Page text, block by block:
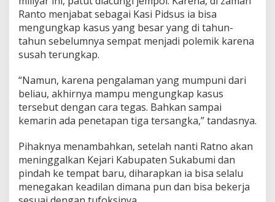
Ranto menjabat sebagai Kasi Pidsus ia bisa
mengungkap kasus yang besar yang di tahun-
tahun sebelumnya sempat menjadi polemik karena
susah terungkap.
“Namun, karena pengalaman yang mumpuni dari
beliau, akhirnya mampu mengungkap kasus
tersebut dengan cara tegas. Bahkan sampai
kemarin ada penetapan tiga tersangka,” tandasnya.
Pihaknya menambahkan, setelah nanti Ratno akan
meninggalkan Kejari Kabupaten Sukabumi dan
pindah ke tempat baru, diharapkan ia bisa selalu
menegakan keadilan dimana pun dan bisa bekerja